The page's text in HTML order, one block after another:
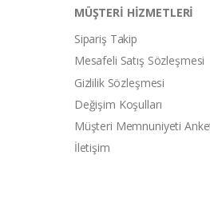
MÜŞTERİ HİZMETLERİ
Sipariş Takip
Mesafeli Satış Sözleşmesi
Gizlilik Sözleşmesi
Değişim Koşulları
Müşteri Memnuniyeti
İletişim